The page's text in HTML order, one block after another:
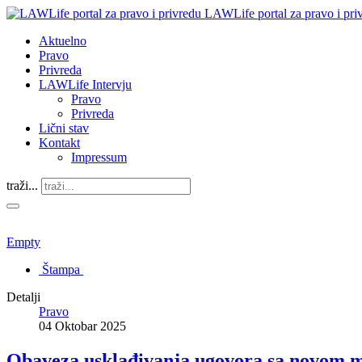
LAWLife portal za pravo i
Aktuelno
Pravo
Privreda
LAWLife Intervju
Pravo
Privreda
Lični stav
Kontakt
Impressum
traži...
Empty
Štampa
Detalji
Pravo
04 Oktobar 2025